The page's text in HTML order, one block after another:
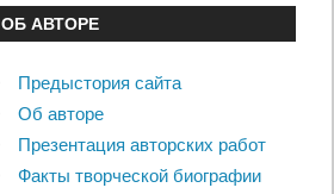
ОБ АВТОРЕ
Предыстория сайта
Об авторе
Презентация авторских работ
Факты творческой биографии